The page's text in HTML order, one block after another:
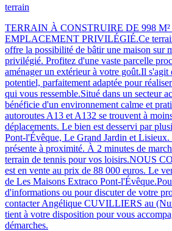
terrain
TERRAIN À CONSTRUIRE DE 998
EMPLACEMENT PRIVILÉGIÉ.Ce
offre la possibilité de bâtir une maison sur
privilégié. Profitez d'une vaste parcelle
aménager un extérieur à votre goût.Il s'agit
potentiel, parfaitement adaptée pour
qui vous ressemble.Situé dans un secteur
bénéficie d'un environnement calme et
autoroutes A13 et A132 se trouvent à
déplacements. Le bien est desservi par
Pont-l'Évêque, Le Grand Jardin et Lisieux.
présente à proximité. À 2 minutes de
terrain de tennis pour vos loisirs.NOUS
est en vente au prix de 88 000 euros. Le
de Les Maisons Extraco Pont-
d'informations ou pour discuter de votre
contacter Angélique CUVILLIERS au
tient à votre disposition pour vous
démarches.